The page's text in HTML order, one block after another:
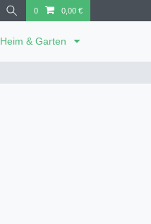
0 0,00 €
Heim & Garten